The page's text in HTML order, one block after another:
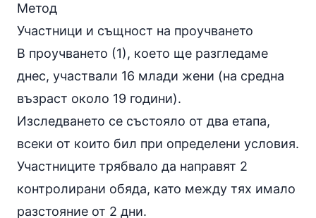
Метод
Участници и същност на проучването
В проучването (1), което ще разгледаме
днес, участвали 16 млади жени (на средна
възраст около 19 години).
Изследването се състояло от два етапа,
всеки от които бил при определени условия.
Участниците трябвало да направят 2
контролирани обяда, като между тях имало
разстояние от 2 дни.